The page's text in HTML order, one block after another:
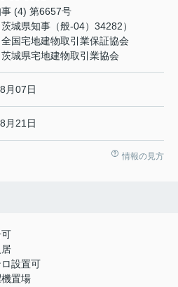
(4) 第6657号
城県知事（般-04）34282）
全国宅地建物取引業保証協会
茨城県宅地建物取引業協会
月07日
月21日
情報の見方
可
設置可
置場